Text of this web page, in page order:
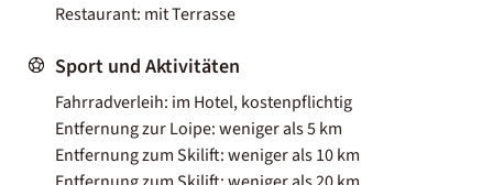
Restaurant: mit Terrasse
Sport und Aktivitäten
Fahrradverleih: im Hotel, kostenpflichtig
Entfernung zur Loipe: weniger als 5 km
Entfernung zum Skilift: weniger als 10 km